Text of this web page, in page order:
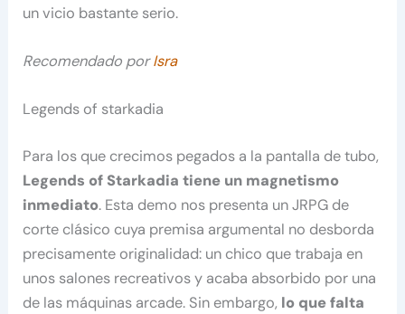
un vicio bastante serio.
Recomendado por Isra
Legends of starkadia
Para los que crecimos pegados a la pantalla de tubo,
Legends of Starkadia tiene un magnetismo
inmediato. Esta demo nos presenta un JRPG de
corte clásico cuya premisa argumental no desborda
precisamente originalidad: un chico que trabaja en
unos salones recreativos y acaba absorbido por una
de las máquinas arcade. Sin embargo, lo que falta